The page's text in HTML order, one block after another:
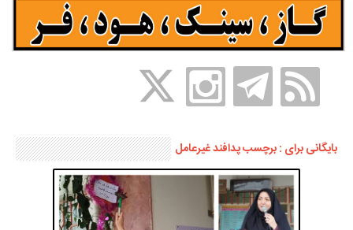
بایگانی برای : برچسب پدافند غیرعامل